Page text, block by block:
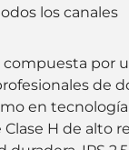
los canales
compuesta por
de
en
H de alto